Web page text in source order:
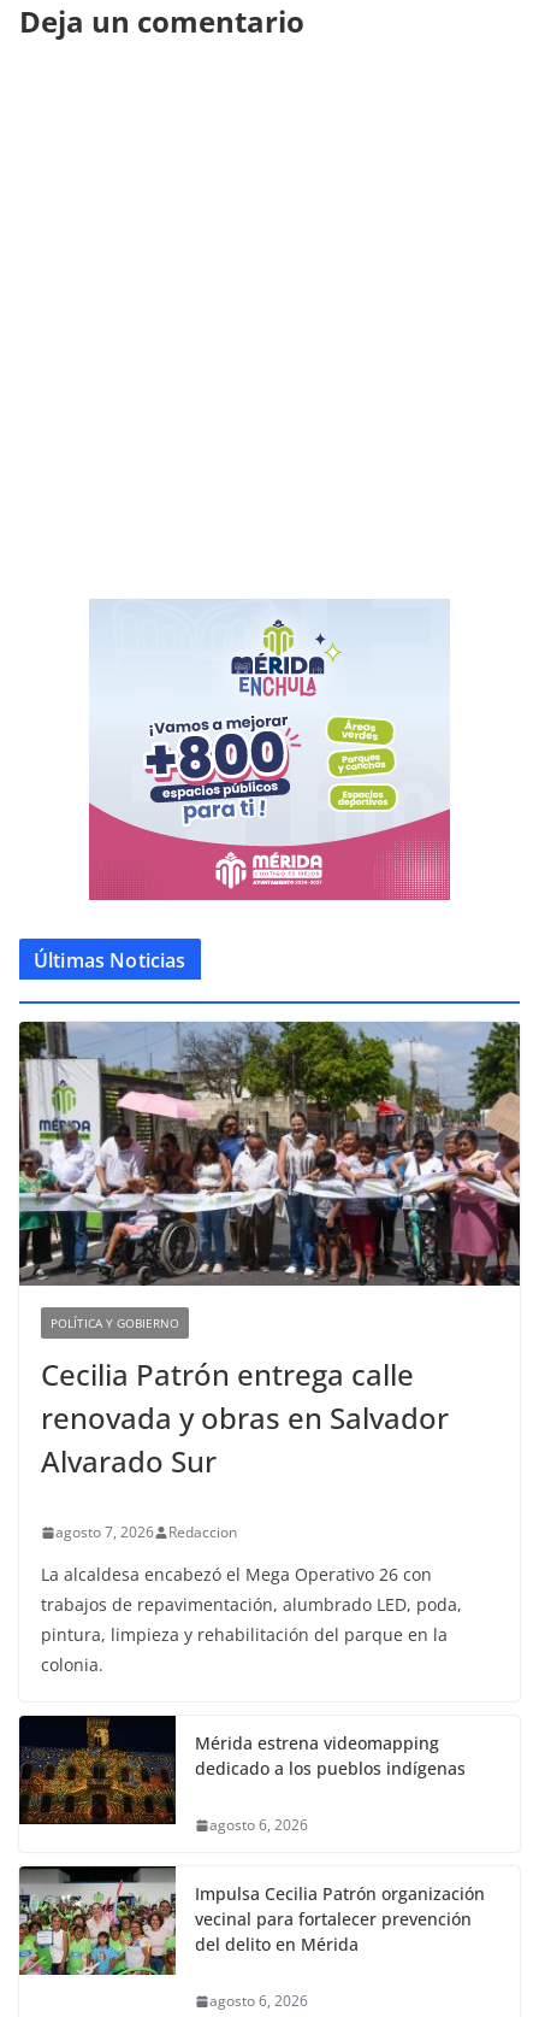
Deja un comentario
Últimas Noticias
POLÍTICA Y GOBIERNO
Cecilia Patrón entrega calle
renovada y obras en Salvador
Alvarado Sur
agosto 7, 2026 Redaccion
La alcaldesa encabezó el Mega Operativo 26 con
trabajos de repavimentación, alumbrado LED, poda,
pintura, limpieza y rehabilitación del parque en la
colonia.
Mérida estrena videomapping
dedicado a los pueblos indígenas
agosto 6, 2026
Impulsa Cecilia Patrón organización
vecinal para fortalecer prevención
del delito en Mérida
agosto 6, 2026